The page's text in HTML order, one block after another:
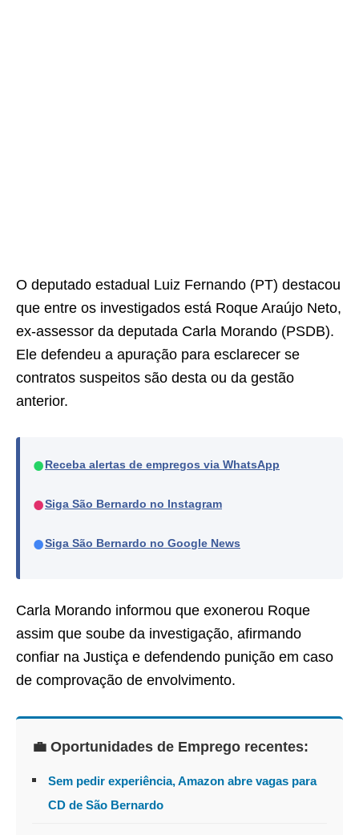
O deputado estadual Luiz Fernando (PT) destacou
que entre os investigados está Roque Araújo Neto,
ex-assessor da deputada Carla Morando (PSDB).
Ele defendeu a apuração para esclarecer se
contratos suspeitos são desta ou da gestão
anterior.
● Receba alertas de empregos via WhatsApp
●Siga São Bernardo no Instagram
●Siga São Bernardo no Google News
Carla Morando informou que exonerou Roque
assim que soube da investigação, afirmando
confiar na Justiça e defendendo punição em caso
de comprovação de envolvimento.
💼 Oportunidades de Emprego recentes:
Sem pedir experiência, Amazon abre vagas para
CD de São Bernardo